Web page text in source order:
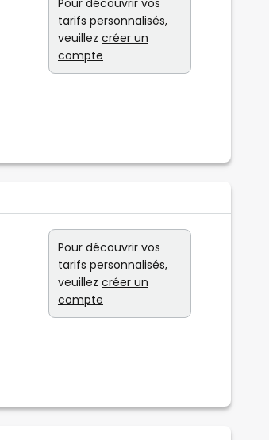
Pour découvrir vos
tarifs personnalisés,
veuillez créer un
compte
Pour découvrir vos
tarifs personnalisés,
veuillez créer un
compte